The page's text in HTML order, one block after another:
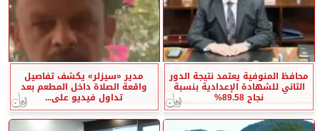
محافظ المنوفية يعتمد نتيجة الدور
الثاني للشهادة الإعدادية بنسبة
نجاح 89.58%
مدير «سيزلر» يكشف تفاصيل
واقعة الصلاة داخل المطعم بعد
تداول فيديو على...